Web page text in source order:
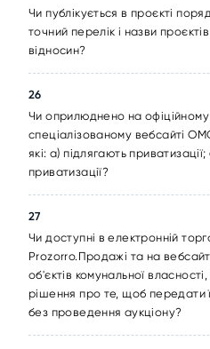
Чи публікується в проєкті
точний перелік і назви
відносин?
26
Чи оприлюднено на
спеціалізованому вебсайті
які: а) підлягають
приватизації?
27
Чи доступні в електронній
Prozorro.Продажі та на
об'єктів комунальної
рішення про те, щоб передати
без проведення аукціону?